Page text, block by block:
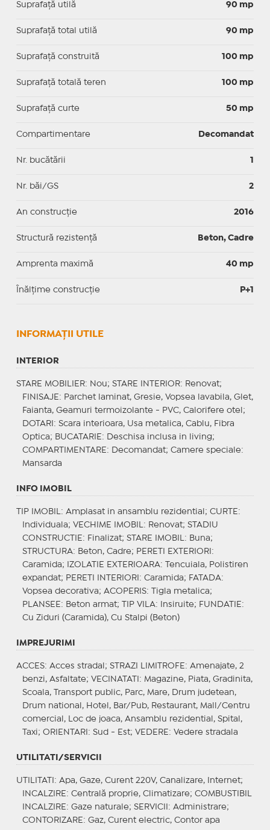
Suprafaţă utilă 90 mp
Suprafaţă total utilă 90 mp
Suprafaţă construită 100 mp
Suprafață totală teren 100 mp
Suprafaţă curte 50 mp
Compartimentare Decomandat
Nr. bucătării 1
Nr. băi/GS 2
An construcție 2016
Structură rezistență Beton, Cadre
Amprenta maximă 40 mp
Înălțime construcție P+1
INFORMAŢII UTILE
INTERIOR
STARE MOBILIER: Nou; STARE INTERIOR: Renovat;
FINISAJE : Parchet laminat, Gresie, Vopsea lavabila, Glet,
Faianta, Geamuri termoizolante - PVC, Calorifere otel;
DOTARI : Scara interioara, Usa metalica, Cablu, Fibra
Optica; BUCATARIE : Deschisa inclusa in living;
COMPARTIMENTARE : Decomandat; Camere speciale:
Mansarda
INFO IMOBIL
TIP IMOBIL : Amplasat in ansamblu rezidential; CURTE :
Individuala; VECHIME IMOBIL : Renovat; STADIU
CONSTRUCTIE : Finalizat; STARE IMOBIL : Buna;
STRUCTURA: Beton, Cadre; PERETI EXTERIORI :
Caramida;
IZOLATIE EXTERIOARA: Tencuiala, Polistiren
expandat; PERETI INTERIORI : Caramida; FATADA:
Vopsea decorativa; ACOPERIS: Tigla metalica;
PLANSEE : Beton armat; TIP VILA: Insiruite; FUNDATIE :
Cu Ziduri (Caramida), Cu Stalpi (Beton)
IMPREJURIMI
ACCES: Acces stradal; STRAZI LIMITROFE : Amenajate, 2
benzi, Asfaltate; VECINATATI : Magazine, Piata, Gradinita,
Scoala, Transport public, Parc, Mare, Drum judetean,
Drum national, Hotel, Bar/Pub, Restaurant, Mall/Centru
comercial, Loc de joaca, Ansamblu rezidential, Spital,
Taxi; ORIENTARI : Sud - Est; VEDERE : Vedere stradala
UTILITATI/SERVICII
UTILITATI : Apa, Gaze, Curent 220V, Canalizare, Internet;
INCALZIRE : Centrală proprie, Climatizare; COMBUSTIBIL
INCALZIRE : Gaze naturale; SERVICII : Administrare;
CONTORIZARE : Gaz, Curent electric, Contor apa